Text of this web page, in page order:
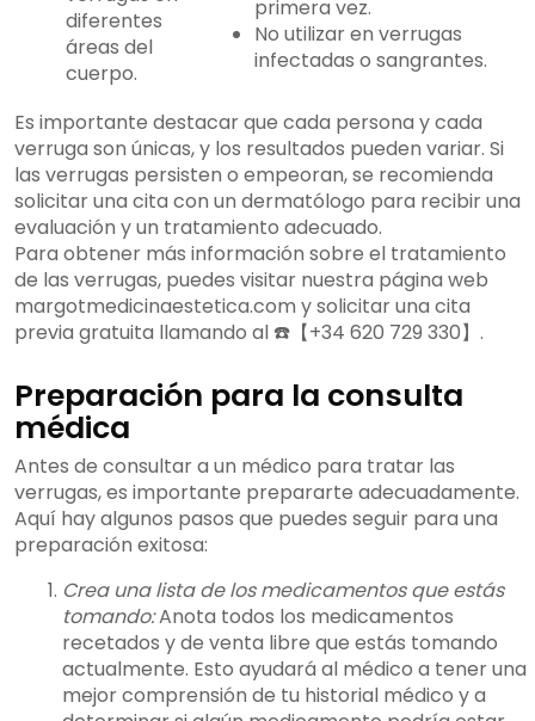
diferentes
áreas del
cuerpo.
primera vez.
No utilizar en verrugas
infectadas o sangrantes.
Es importante destacar que cada persona y cada
verruga son únicas, y los resultados pueden variar. Si
las verrugas persisten o empeoran, se recomienda
solicitar una cita con un dermatólogo para recibir una
evaluación y un tratamiento adecuado.
Para obtener más información sobre el tratamiento
de las verrugas, puedes visitar nuestra página web
margotmedicinaestetica.com y solicitar una cita
previa gratuita llamando al ☎️【+34 620 729 330】.
Preparación para la consulta
médica
Antes de consultar a un médico para tratar las
verrugas, es importante prepararte adecuadamente.
Aquí hay algunos pasos que puedes seguir para una
preparación exitosa:
Crea una lista de los medicamentos que estás
tomando:Anota todos los medicamentos
recetados y de venta libre que estás tomando
actualmente. Esto ayudará al médico a tener una
mejor comprensión de tu historial médico y a